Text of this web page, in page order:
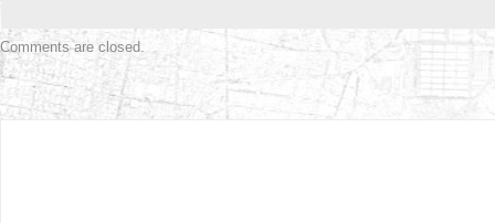
Comments are closed.